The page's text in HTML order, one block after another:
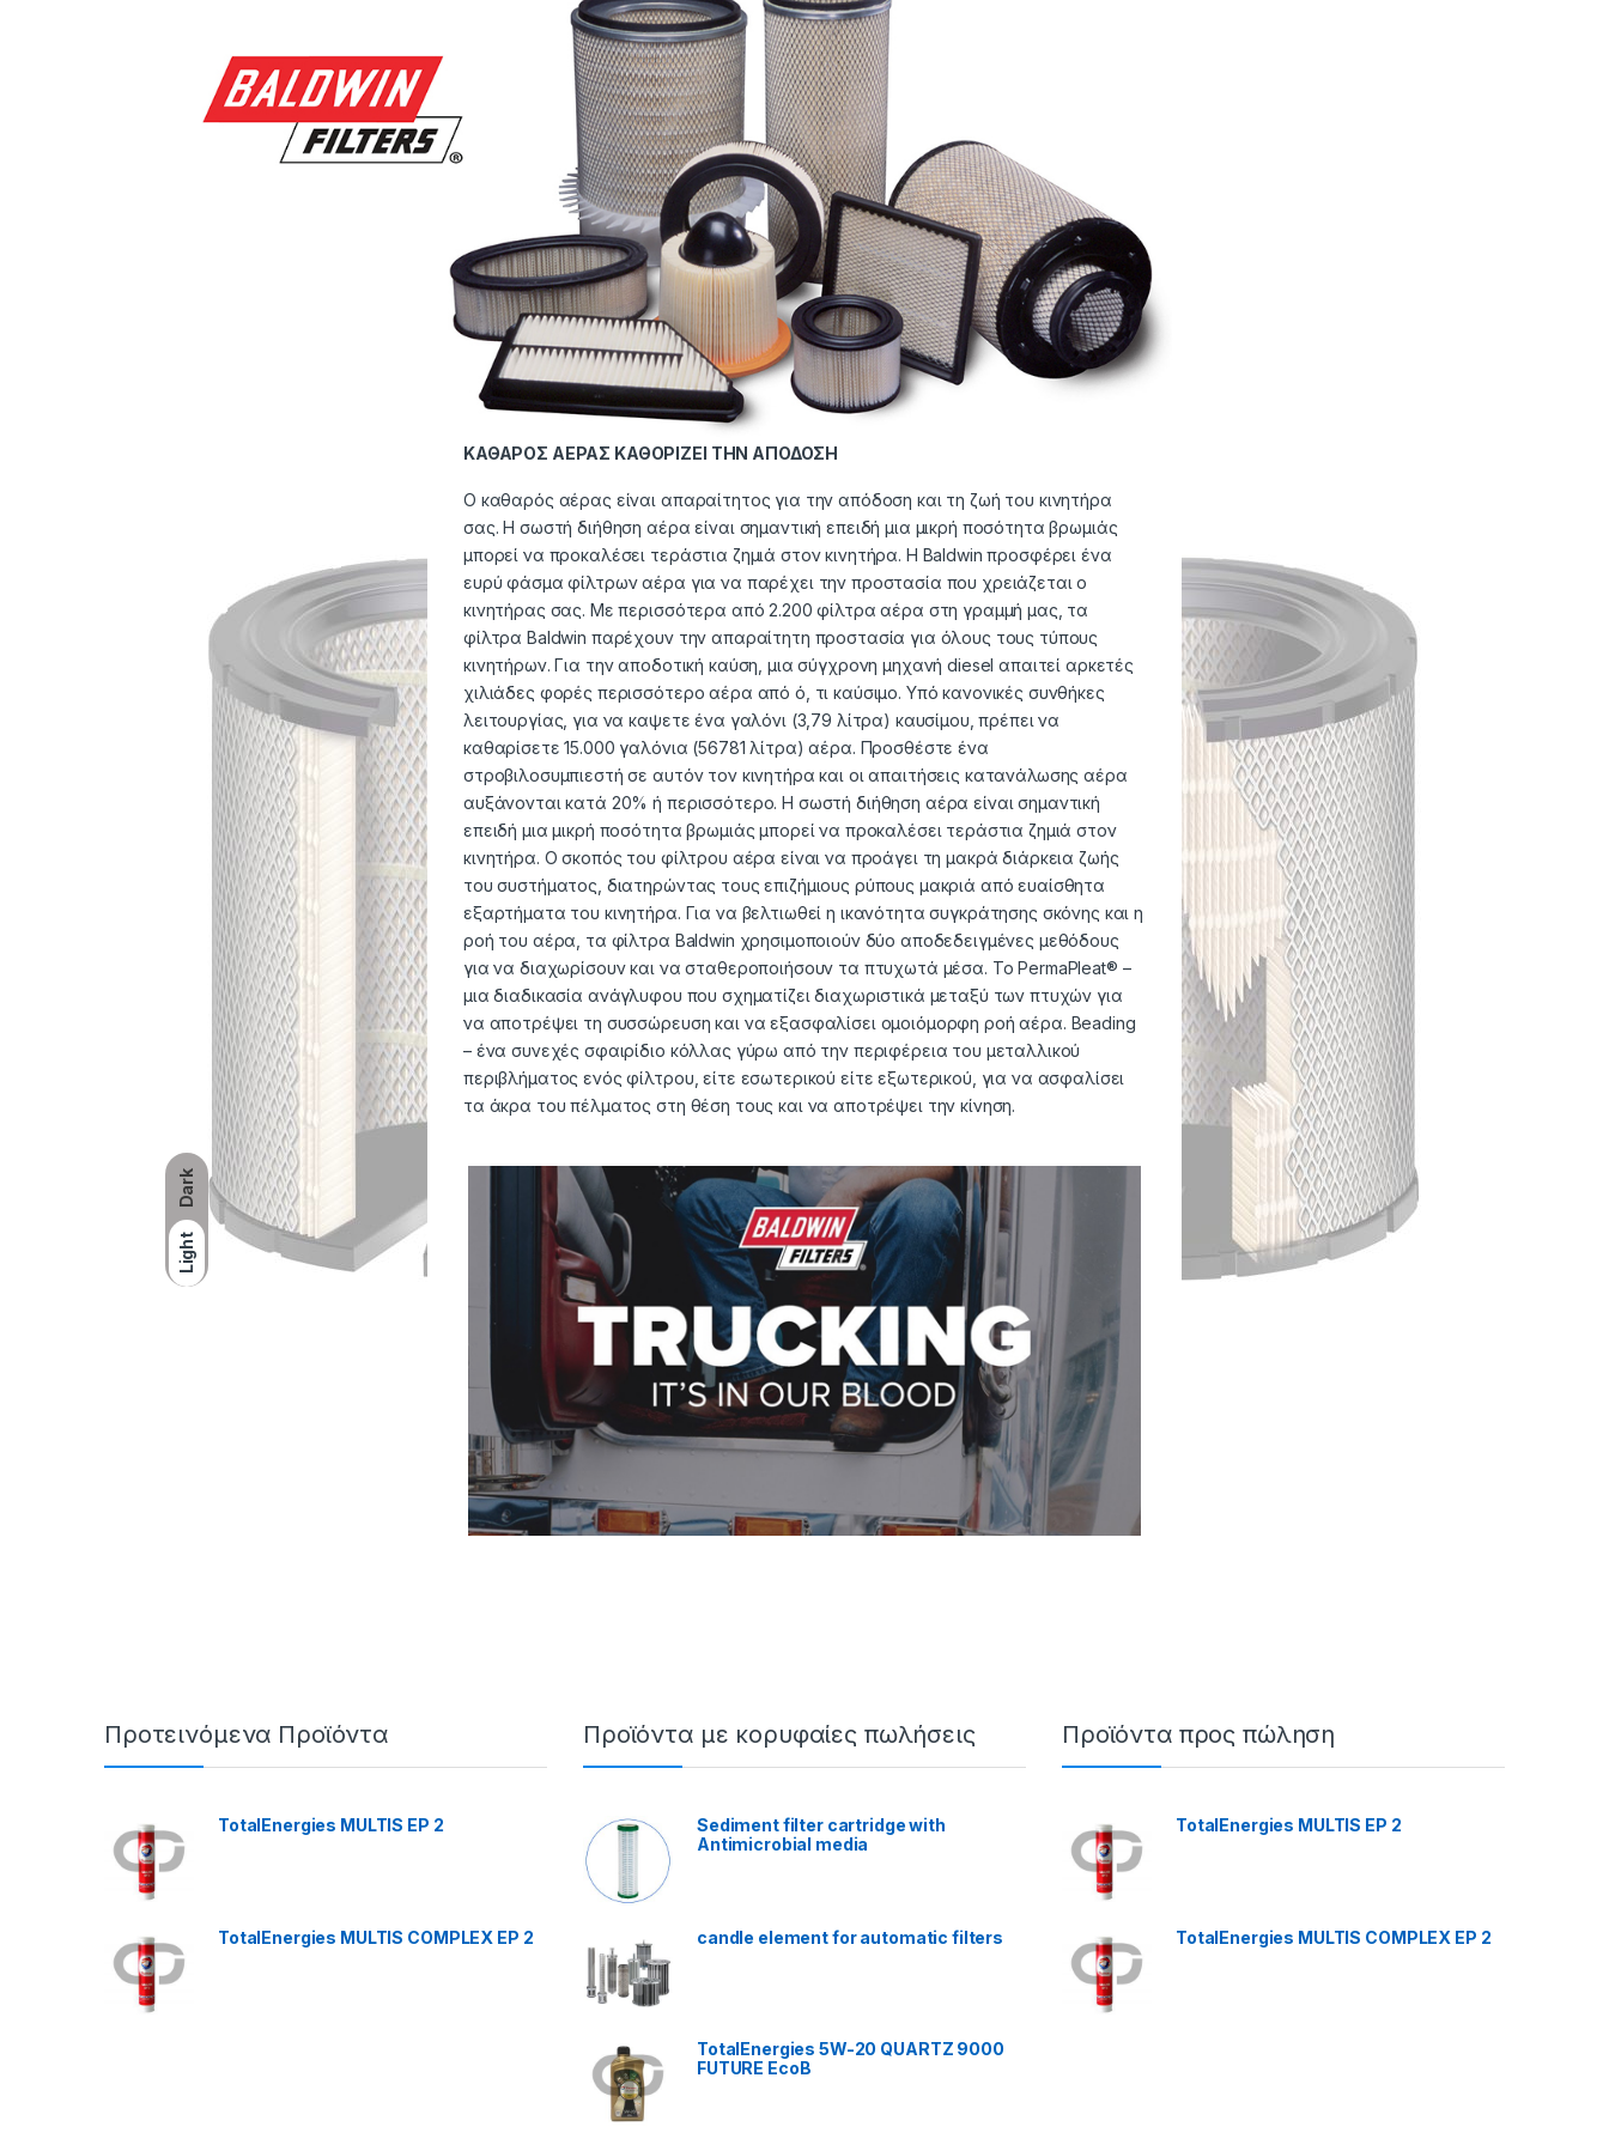
Dark
Light
ΚΑΘΑΡΟΣ ΑΕΡΑΣ ΚΑΘΟΡΙΖΕΙ ΤΗΝ ΑΠΟΔΟΣΗ
Ο καθαρός αέρας είναι απαραίτητος για την απόδοση και τη ζωή του κινητήρα
σας. Η σωστή διήθηση αέρα είναι σημαντική επειδή μια μικρή ποσότητα βρωμιάς
μπορεί να προκαλέσει τεράστια ζημιά στον κινητήρα. Η Baldwin προσφέρει ένα
ευρύ φάσμα φίλτρων αέρα για να παρέχει την προστασία που χρειάζεται ο
κινητήρας σας. Με περισσότερα από 2.200 φίλτρα αέρα στη γραμμή μας, τα
φίλτρα Baldwin παρέχουν την απαραίτητη προστασία για όλους τους τύπους
κινητήρων. Για την αποδοτική καύση, μια σύγχρονη μηχανή diesel απαιτεί αρκετές
χιλιάδες φορές περισσότερο αέρα από ό, τι καύσιμο. Υπό κανονικές συνθήκες
λειτουργίας, για να καψετε ένα γαλόνι (3,79 λίτρα) καυσίμου, πρέπει να
καθαρίσετε 15.000 γαλόνια (56781 λίτρα) αέρα. Προσθέστε ένα
στροβιλοσυμπιεστή σε αυτόν τον κινητήρα και οι απαιτήσεις κατανάλωσης αέρα
αυξάνονται κατά 20% ή περισσότερο. Η σωστή διήθηση αέρα είναι σημαντική
επειδή μια μικρή ποσότητα βρωμιάς μπορεί να προκαλέσει τεράστια ζημιά στον
κινητήρα. Ο σκοπός του φίλτρου αέρα είναι να προάγει τη μακρά διάρκεια ζωής
του συστήματος, διατηρώντας τους επιζήμιους ρύπους μακριά από ευαίσθητα
εξαρτήματα του κινητήρα. Για να βελτιωθεί η ικανότητα συγκράτησης σκόνης και η
ροή του αέρα, τα φίλτρα Baldwin χρησιμοποιούν δύο αποδεδειγμένες μεθόδους
για να διαχωρίσουν και να σταθεροποιήσουν τα πτυχωτά μέσα. Το PermaPleat® –
μια διαδικασία ανάγλυφου που σχηματίζει διαχωριστικά μεταξύ των πτυχών για
να αποτρέψει τη συσσώρευση και να εξασφαλίσει ομοιόμορφη ροή αέρα. Beading
– ένα συνεχές σφαιρίδιο κόλλας γύρω από την περιφέρεια του μεταλλικού
περιβλήματος ενός φίλτρου, είτε εσωτερικού είτε εξωτερικού, για να ασφαλίσει
τα άκρα του πέλματος στη θέση τους και να αποτρέψει την κίνηση.
Προτεινόμενα Προϊόντα
TotalEnergies MULTIS EP 2
TotalEnergies MULTIS COMPLEX EP 2
Προϊόντα με κορυφαίες πωλήσεις
Sediment filter cartridge with
Antimicrobial media
candle element for automatic filters
TotalEnergies 5W-20 QUARTZ 9000
FUTURE EcoB
Προϊόντα προς πώληση
TotalEnergies MULTIS EP 2
TotalEnergies MULTIS COMPLEX EP 2